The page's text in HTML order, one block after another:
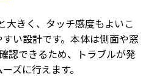
大きく、タッチ感度もよいこ
い設計です。本体は側面や窓
認できるため、トラブルが発
ズに行えます。